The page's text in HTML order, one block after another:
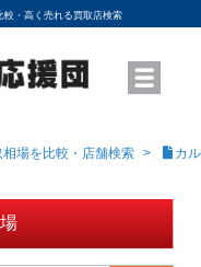
較・高く売れる買取店検索
る
調べる
場を比較・店舗検索 カ